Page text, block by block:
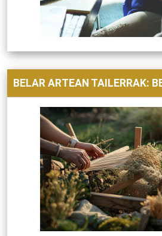
BELAR ARTEAN TAILERRAK: